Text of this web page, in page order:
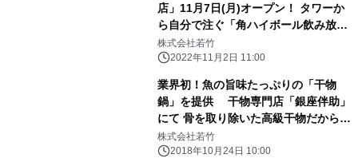
店」11月7日(月)オープン！ タワーか
ら自分で注ぐ「角ハイボール飲み放
題」が無料！ という衝撃の店が、早く
も2店舗目に！ 11月9日までオープニ
株式会社若竹
2022年11月2日 11:00
業界初！魚の旨味たっぷりの「干物
鍋」を提供 干物専門店「銀座伴助」
にて 骨を取り除いた高級干物だからこ
そ美味！
株式会社若竹
2018年10月24日 10:00